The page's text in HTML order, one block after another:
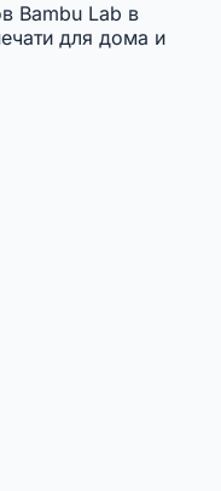
Bambu Lab в
для дома и